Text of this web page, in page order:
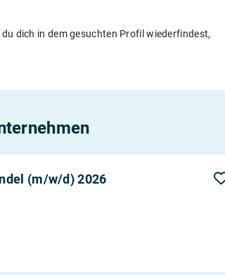
dich in dem gesuchten Profil wiederfindest,
(m/w/d) 2026